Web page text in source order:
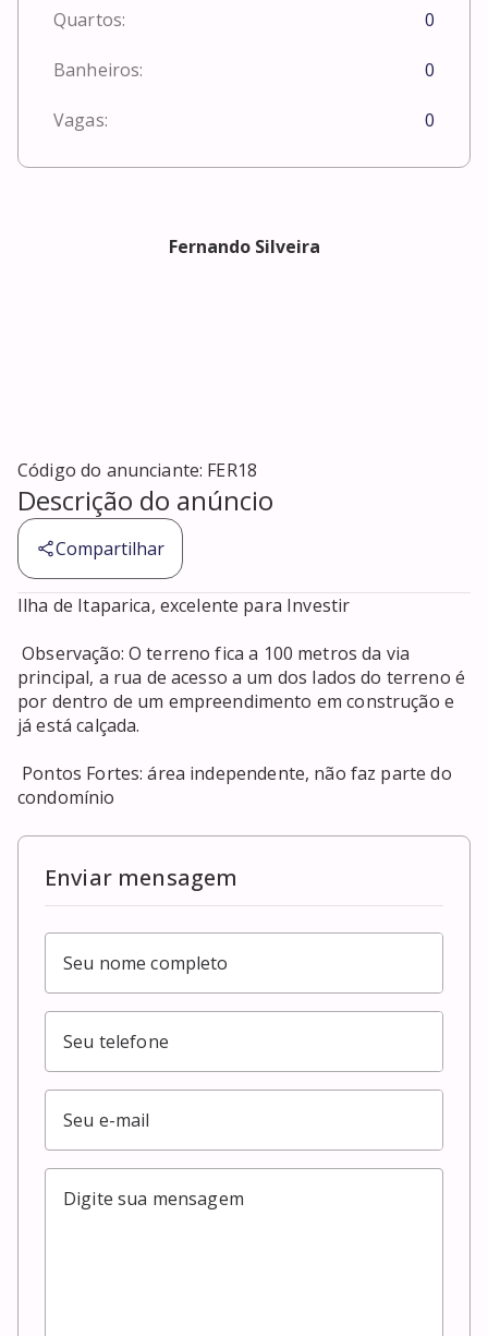
Quartos: 0
Banheiros: 0
Vagas: 0
Fernando Silveira
Código do anunciante: FER18
Descrição do anúncio
Compartilhar
Ilha de Itaparica, excelente para Investir
Observação: O terreno fica a 100 metros da via
principal, a rua de acesso a um dos lados do terreno é
por dentro de um empreendimento em construção e
já está calçada.
condomínio
Enviar mensagem